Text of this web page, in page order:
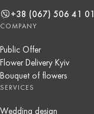
+38 (067) 506 41 01
COMPANY
Public Offer
Flower Delivery Kyiv
Bouquet of flowers
SERVICES
Wedding design